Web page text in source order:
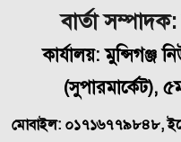
বার্তা
কার্যালয়: মুন্সিগঞ্জ
(সুপারমার্কেট),
মোবাইল: ০১৭১৬৭৭৯৮৪৮,